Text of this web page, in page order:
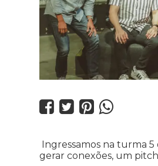
   
Ingressamos na turma
gerar conexões, um